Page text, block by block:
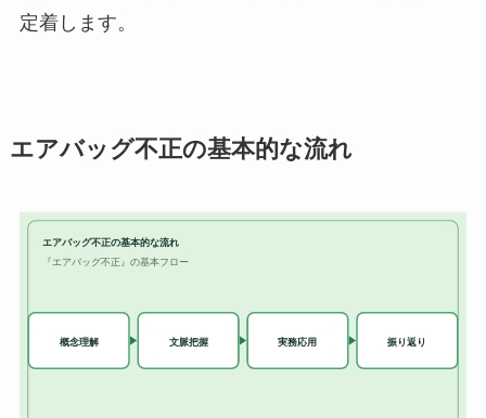
定着します。
エアバッグ不正の基本的な流れ
エアバッグ不正の基本的な流れ
『エアバッグ不正』の基本フロー
概念理解 文脈把握 実務応用 振り返り